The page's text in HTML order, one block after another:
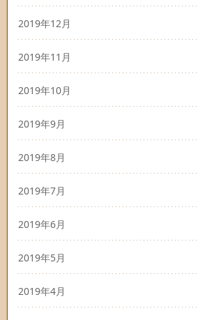
2019年12月
2019年11月
2019年10月
2019年9月
2019年8月
2019年7月
2019年6月
2019年5月
2019年4月